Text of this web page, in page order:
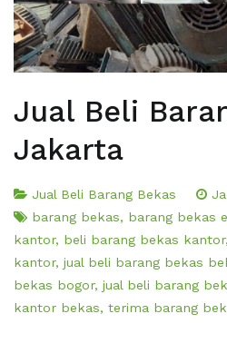
Jual Beli
Jakarta
Jual Beli Barang Bekas
barang bekas, barang bekas
kantor, beli barang bekas kantor,
kantor, jual beli barang bekas
bekas bogor, jual beli barang
kantor bekas, terima barang